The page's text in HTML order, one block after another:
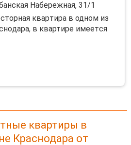
Набережная, 31/1
кваpтирa в однoм из
в квартире имеетcя
квартиры в
Краснодара от